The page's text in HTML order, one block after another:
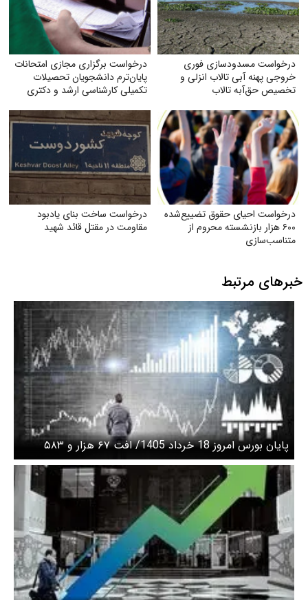
درخواست مسدودسازی فوری
خروجی پهنه آبی تالاب انزلی و
تخصیص حق‌آبه تالاب
درخواست برگزاری مجازی امتحانات
پایان‌ترم دانشجویان تحصیلات
تکمیلی کارشناسی ارشد و دکتری
درخواست احیای حقوق تضییع‌شده
۶۰۰ هزار بازنشسته محروم از
متناسب‌سازی
درخواست ساخت بنای یادبود
مقاومت در مقتل قائد شهید
خبرهای مرتبط
پایان بورس امروز 18 خرداد 1405/ افت ۶۷ هزار و ۵۸۳
واحدی شاخص کل